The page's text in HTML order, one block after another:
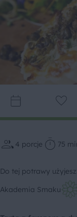
4 porcje 75
Do tej potrawy użyjesz:
Akademia Smaku